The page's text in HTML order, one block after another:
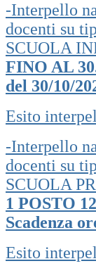
-Interpello
docenti su
SCUOLA
FINO AL
del 30/10/
Esito
-Interpello
docenti su
SCUOLA
1 POSTO
Scadenza
Esito